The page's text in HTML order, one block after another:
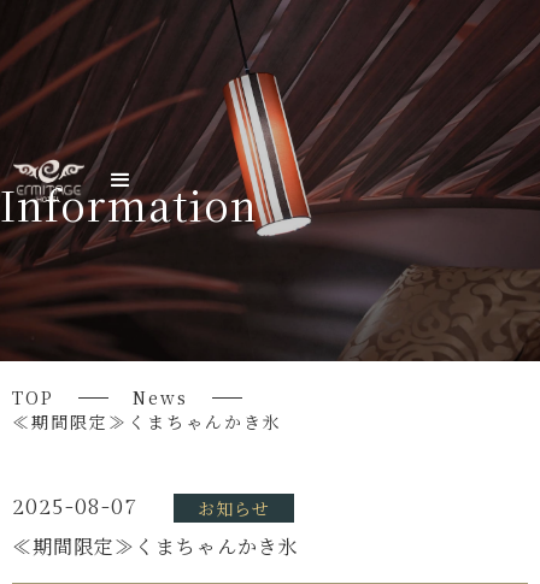
Information
TOP
News
≪期間限定≫くまちゃんかき氷
2025-08-07 お知らせ
≪期間限定≫くまちゃんかき氷